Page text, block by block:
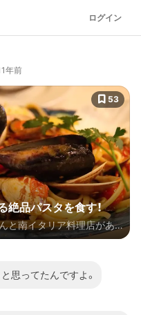
ログイン
年前
53
絶品パスタを食す！
と南イタリア料理店があり
タだけを食べに行くプラン
ます。。近くで習い事をし
そこの人と定期的に食べに
思ってたんですよ。